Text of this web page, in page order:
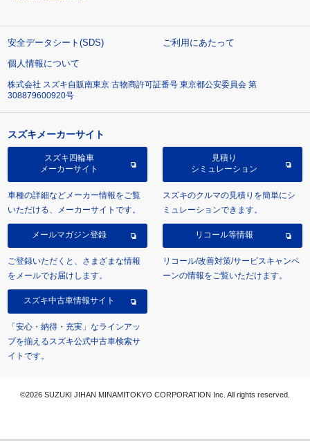
安全データシート(SDS)
ご利用にあたって
個人情報について
株式会社 スズキ自販南東京 古物商許可証番号 東京都公安委員会 第
308879600920号
スズキメーカーサイト
スズキ四輪車
メーカーサイト
車種の詳細などメーカー情報をご覧
いただける、メーカーサイトです。
見積り
シミュレーション
スズキのクルマの見積りを簡単にシ
ミュレーションできます。
メールマガジン登録
ご登録いただくと、さまざまな情報
をメールでお届けします。
リコール等情報
リコール/改善対策/サービスキャンペ
ーンの情報をご覧いただけます。
スズキ中古車情報サイト
「安心・納得・充実」なラインアッ
プを揃えるスズキ公式中古車検索サ
イトです。
©2026 SUZUKI JIHAN MINAMITOKYO CORPORATION Inc. All rights reserved.